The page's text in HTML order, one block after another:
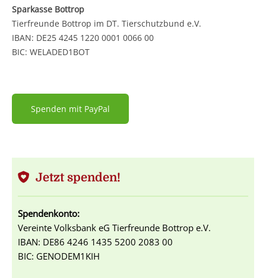
Sparkasse Bottrop
Tierfreunde Bottrop im DT. Tierschutzbund e.V.
IBAN: DE25 4245 1220 0001 0066 00
BIC: WELADED1BOT
Spenden mit PayPal
Jetzt spenden!
Spendenkonto:
Vereinte Volksbank eG Tierfreunde Bottrop e.V.
IBAN: DE86 4246 1435 5200 2083 00
BIC: GENODEM1KIH